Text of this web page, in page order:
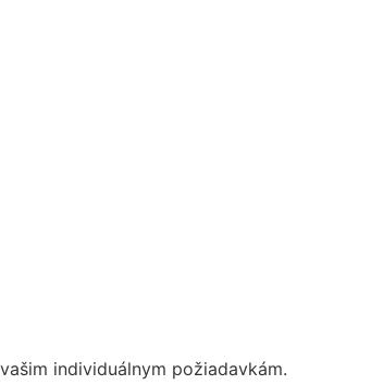
individuálnym požiadavkám.